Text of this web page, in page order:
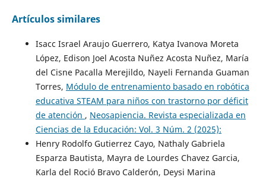
Artículos similares
Isacc Israel Araujo Guerrero, Katya Ivanova Moreta
López, Edison Joel Acosta Nuñez Acosta Nuñez, María
del Cisne Pacalla Merejildo, Nayeli Fernanda Guaman
Torres, Módulo de entrenamiento basado en robótica
educativa STEAM para niños con trastorno por déficit
de atención , Neosapiencia. Revista especializada en
Ciencias de la Educación: Vol. 3 Núm. 2 (2025):
Henry Rodolfo Gutierrez Cayo, Nathaly Gabriela
Esparza Bautista, Mayra de Lourdes Chavez Garcia,
Karla del Roció Bravo Calderón, Deysi Marina